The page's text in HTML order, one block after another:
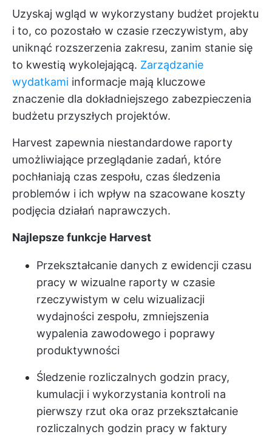
Uzyskaj wgląd w wykorzystany budżet projektu
i to, co pozostało w czasie rzeczywistym, aby
uniknąć rozszerzenia zakresu, zanim stanie się
to kwestią wykolejającą. Zarządzanie
wydatkami informacje mają kluczowe
znaczenie dla dokładniejszego zabezpieczenia
budżetu przyszłych projektów.
Harvest zapewnia niestandardowe raporty
umożliwiające przeglądanie zadań, które
pochłaniają czas zespołu, czas śledzenia
problemów i ich wpływ na szacowane koszty
podjęcia działań naprawczych.
Najlepsze funkcje Harvest
Przekształcanie danych z ewidencji czasu
pracy w wizualne raporty w czasie
rzeczywistym w celu wizualizacji
wydajności zespołu, zmniejszenia
wypalenia zawodowego i poprawy
produktywności
Śledzenie rozliczalnych godzin pracy,
kumulacji i wykorzystania kontroli na
pierwszy rzut oka oraz przekształcanie
rozliczalnych godzin pracy w faktury